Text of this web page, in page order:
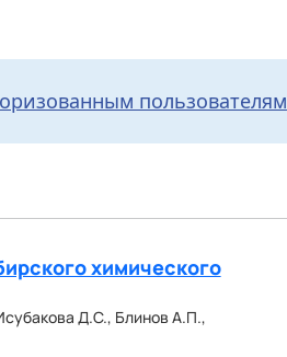
пользователям
химического
Д.С., Блинов А.П.,